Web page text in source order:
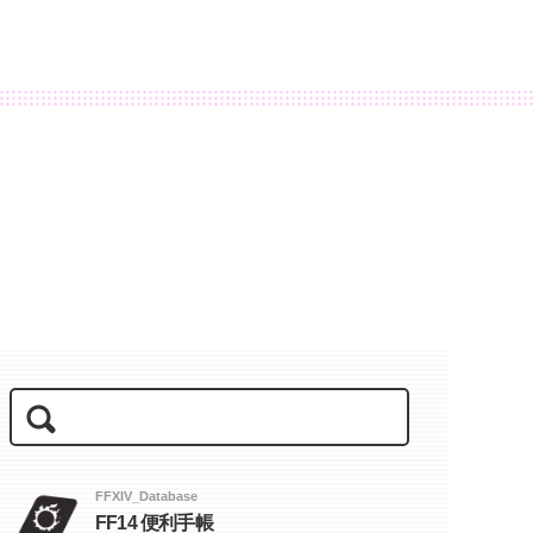
FFXIV_Database
FF14 便利手帳